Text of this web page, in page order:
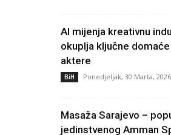
AI mijenja kreativnu
okuplja ključne
aktere
BiH Ponedjeljak, 30 Marta, 2026
Masaža Sarajevo –
jedinstvenog Amman